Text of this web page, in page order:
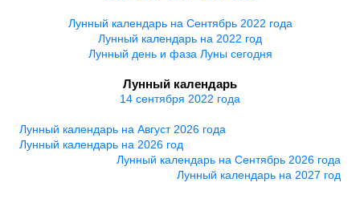
Лунный календарь на Сентябрь 2022 года
Лунный календарь на 2022 год
Лунный день и фаза Луны сегодня
Лунный календарь
14 сентября 2022 года
Лунный календарь на Август 2026 года
Лунный календарь на 2026 год
Лунный календарь на Сентябрь 2026 года
Лунный календарь на 2027 год